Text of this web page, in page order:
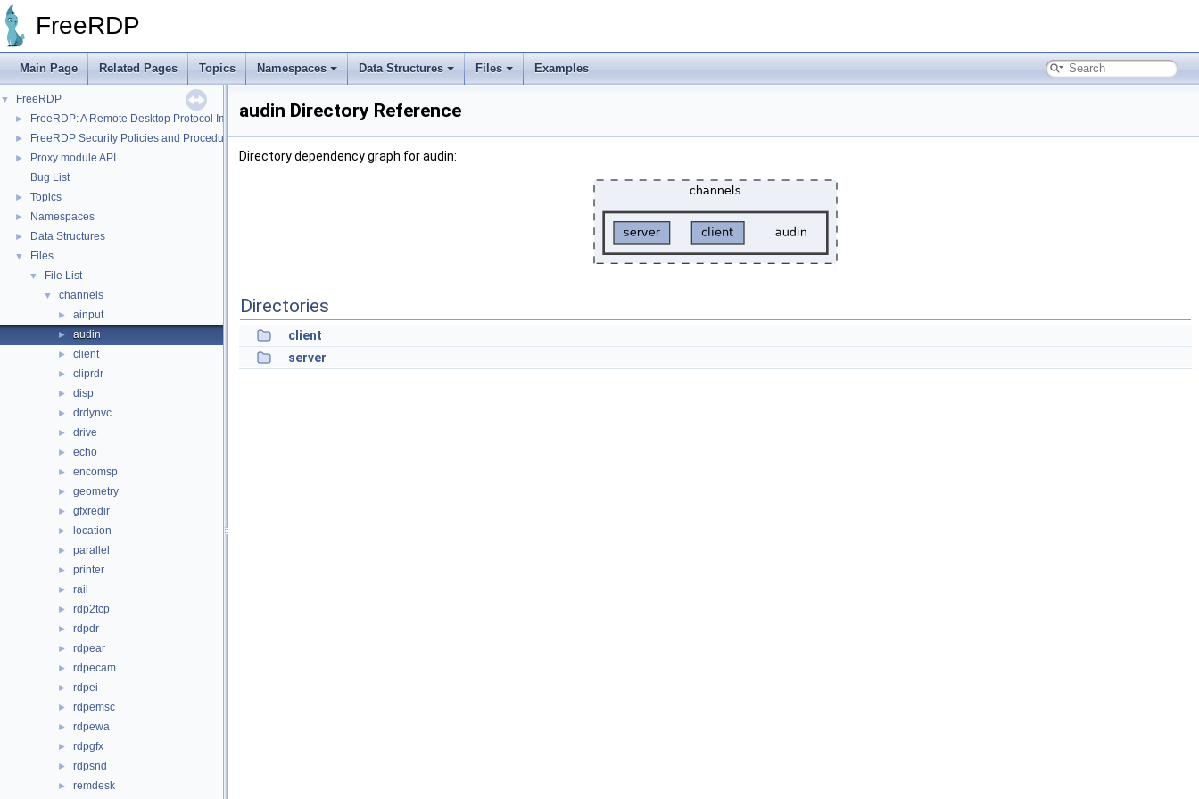
FreeRDP
Main Page Related Pages Topics Namespaces Data Structures Files Examples
▼ FreeRDP
► FreeRDP: A Remote Desktop Protocol Implementation
► FreeRDP Security Policies and Procedures
►
Proxy module API
Bug List
► Topics
► Namespaces
► Data Structures
▼ Files
▼ File List
▼ channels
► ainput
► audin
► client
► cliprdr
► disp
► drdynvc
► drive
► echo
► encomsp
► geometry
► gfxredir
► location
► parallel
► printer
► rail
► rdp2tcp
► rdpdr
► rdpear
► rdpecam
► rdpei
► rdpemsc
► rdpewa
► rdpgfx
► rdpsnd
► remdesk
audin Directory Reference
Directory dependency graph for audin:
Directories
client
server